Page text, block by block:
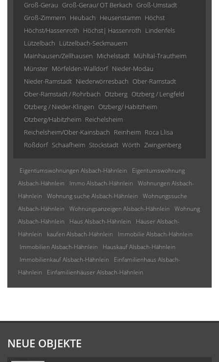
Groß-Gerau Groß-Gerau/ OT Berkach Groß-Umstadt
Groß-Zimmern Heubach Heusenstamm Höchst
Höchst/Hassenroth Höchst| Hassenroth Lindenfels
Lützelbach Lützelbach-Seckmauern
Mainhausen/Zellhausen Michelstadt Mühltal-Trautheim
Münster Mörfelden-Walldorf Nieder-Modau
Nieder-Ramstadt Niederwörresbach Ober-Ramstadt
Ober-Ramstadt / Rohrbach Otzberg Otzberg / Lengfeld
Otzberg / Nieder-Klingen Otzberg/ Habitzheim
Otzberg/Habitzheim Reichelsheim
Reichelsheim/Ober-Kainsbach Reinheim Roca Llisa
Roßdorf Schaafheim Stockstadt Wörth Zwingenberg
Eigentumswohnungen Alsbach-Hähnlein
Eigentumswohnung
Alsbach-Hähnlein
Immo Alsbach-Hähnlein
Wohnungen Alsbach-
Hähnlein
Wohnung suche Alsbach-Hähnlein
Wohnungssuche
Alsbach-Hähnlein
Wohnungsanzeigen Alsbach-Hähnlein
Wohnung
Alsbach-Hähnlein
Haus Alsbach-Hähnlein
Häuser Alsbach-
Hähnlein
kaufen Alsbach-Hähnlein
Immobilie Alsbach-Hähnlein
Immobilien Alsbach-Hähnlein
Hauskauf Alsbach-Hähnlein
Immobilienkauf Alsbach-Hähnlein
Einfamilienhaus Alsbach-
Hähnlein
Einfamilienhäuser Alsbach-Hähnlein
NEUE OBJEKTE